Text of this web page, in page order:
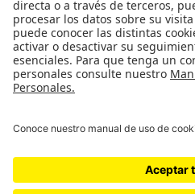
Cultura
Medio ambiente
Medios y periodismo
Ciudad
¿Quiénes somos?